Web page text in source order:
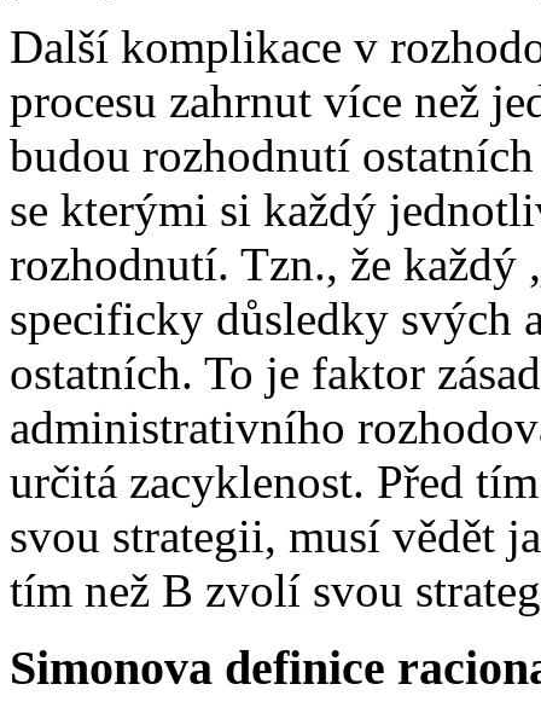
Další komplikace v
procesu zahrnut více než
budou rozhodnutí
se kterými si každý
rozhodnutí. Tzn., že každý
specificky důsledky svých
ostatních. To je faktor
administrativního
určitá zacyklenost. Před
svou strategii, musí vědět
tím než B zvolí svou
Simonova definice